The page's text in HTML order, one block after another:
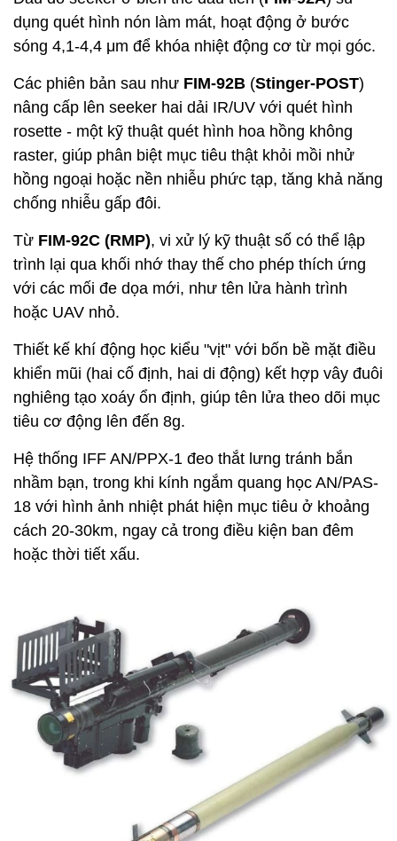
dụng quét hình nón làm mát, hoạt động ở bước
sóng 4,1-4,4 μm để khóa nhiệt động cơ từ mọi góc.
Các phiên bản sau như FIM-92B (Stinger-POST)
nâng cấp lên seeker hai dải IR/UV với quét hình
rosette - một kỹ thuật quét hình hoa hồng không
raster, giúp phân biệt mục tiêu thật khỏi mồi nhử
hồng ngoại hoặc nền nhiễu phức tạp, tăng khả năng
chống nhiễu gấp đôi.
Từ FIM-92C (RMP), vi xử lý kỹ thuật số có thể lập
trình lại qua khối nhớ thay thế cho phép thích ứng
với các mối đe dọa mới, như tên lửa hành trình
hoặc UAV nhỏ.
Thiết kế khí động học kiểu "vịt" với bốn bề mặt điều
khiển mũi (hai cố định, hai di động) kết hợp vây đuôi
nghiêng tạo xoáy ổn định, giúp tên lửa theo dõi mục
tiêu cơ động lên đến 8g.
Hệ thống IFF AN/PPX-1 đeo thắt lưng tránh bắn
nhầm bạn, trong khi kính ngắm quang học AN/PAS-
18 với hình ảnh nhiệt phát hiện mục tiêu ở khoảng
cách 20-30km, ngay cả trong điều kiện ban đêm
hoặc thời tiết xấu.